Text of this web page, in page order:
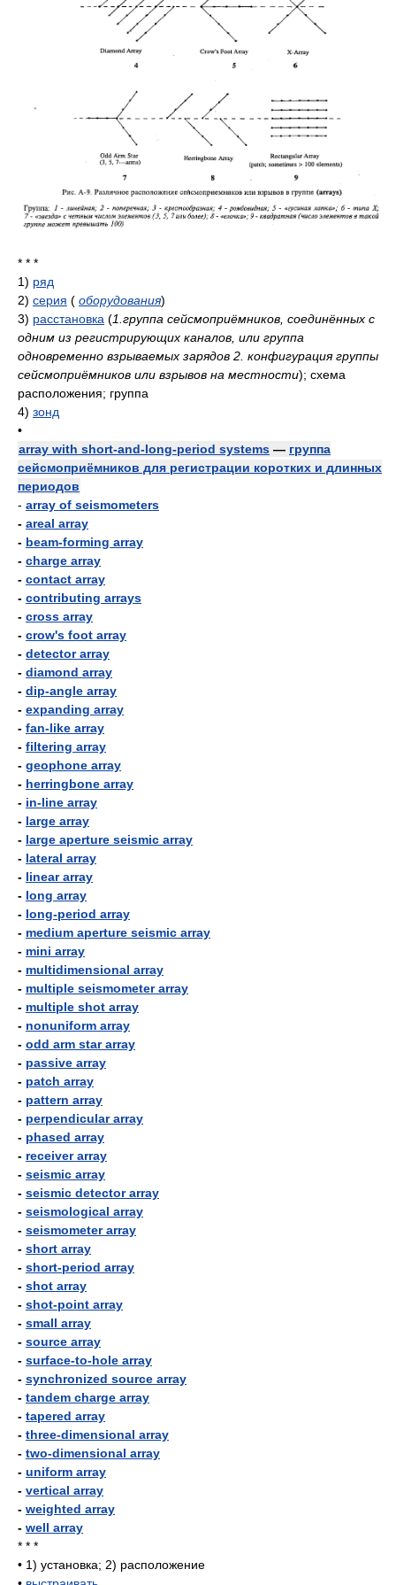
* * *
1) ряд
2) серия ( оборудования)
3) расстановка (1.группа сейсмоприёмников, соединённых с
одним из регистрирующих каналов, или группа
одновременно взрываемых зарядов 2. конфигурация группы
сейсмоприёмников или взрывов на местности); схема
расположения; группа
4) зонд
•
array with short-and-long-period systems — группа
сейсмоприёмников для регистрации коротких и длинных
периодов
- array of seismometers
- areal array
- beam-forming array
- charge array
- contact array
- contributing arrays
- cross array
- crow's foot array
- detector array
- diamond array
- dip-angle array
- expanding array
- fan-like array
- filtering array
- geophone array
- herringbone array
- in-line array
- large array
- large aperture seismic array
- lateral array
- linear array
- long array
- long-period array
- medium aperture seismic array
- mini array
- multidimensional array
- multiple seismometer array
- multiple shot array
- nonuniform array
- odd arm star array
- passive array
- patch array
- pattern array
- perpendicular array
- phased array
- receiver array
- seismic array
- seismic detector array
- seismological array
- seismometer array
- short array
- short-period array
- shot array
- shot-point array
- small array
- source array
- surface-to-hole array
- synchronized source array
- tandem charge array
- tapered array
- three-dimensional array
- two-dimensional array
- uniform array
- vertical array
- weighted array
- well array
* * *
• 1) установка; 2) расположение